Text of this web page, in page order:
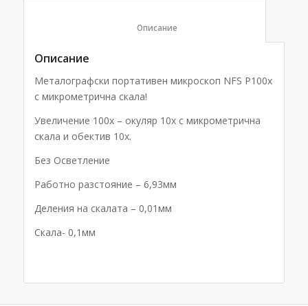
						Описание
Описание
Металографски портативен микроскоп NFS P100x
с микрометрична скала!
Увеличение 100х – окуляр 10х с микрометрична
скала и обектив 10х.
Без Осветление
Работно разстояние – 6,93мм
Деления на скалата – 0,01мм
Скала- 0,1мм